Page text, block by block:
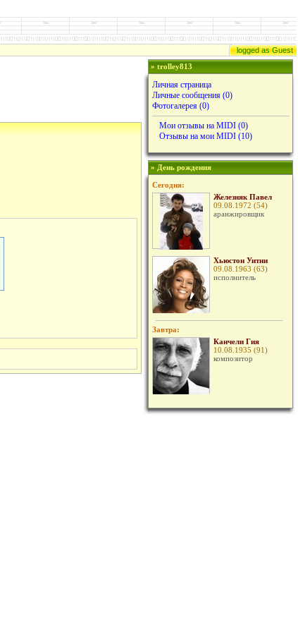
logged as Guest
» trolley813
Личная страница
Личные сообщения (0)
Фотогалерея (0)
Мои отзывы на MIDI (0)
Отзывы на мои MIDI (10)
» День рождения
Сегодня:
Железняк Павел
09.08.1972 (54)
аранжировщик
Хьюстон Уитни
09.08.1963 (63)
исполнитель
Завтра:
Канчели Гия
10.08.1935 (91)
композитор